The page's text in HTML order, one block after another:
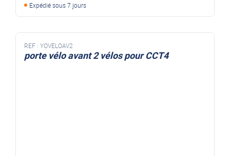
Expédié sous 7 jours
REF : YOVELOAV2
porte vélo avant 2 vélos pour CCT4